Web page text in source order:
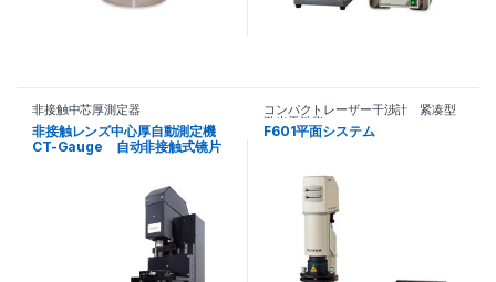
非接触中芯厚測定器
非接触レンズ中心厚自動測定機
CT-Gauge 自动非接触式镜片
コンパクトレーザー干渉計 紧凑型
激光干涉仪
F601平面システム